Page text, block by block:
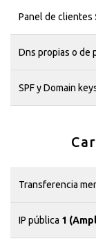
Panel de clientes
Dns propias o de
SPF y Domain
Transferencia
IP pública 1